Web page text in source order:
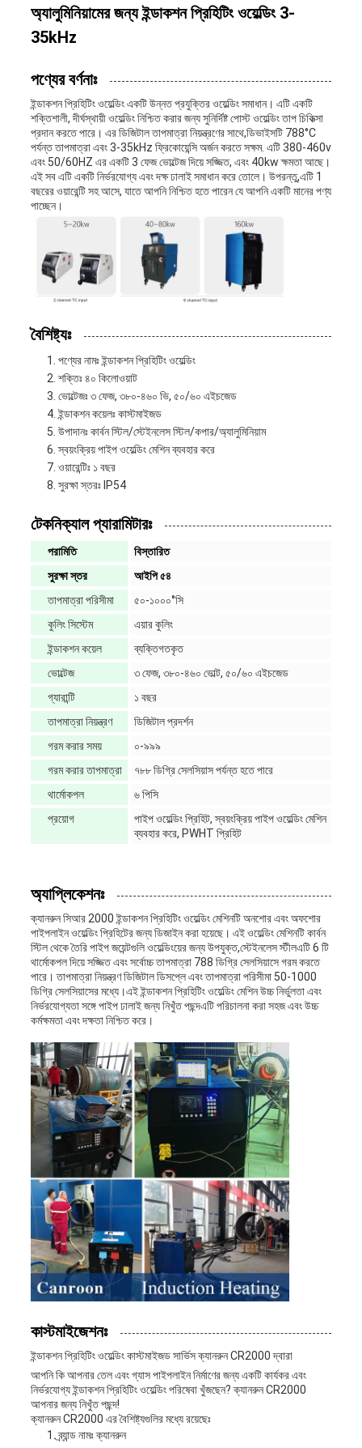
অ্যালুমিনিয়ামের জন্য ইন্ডাকশন প্রিহিটিং ওয়েল্ডিং 3-
35kHz
পণ্যের বর্ণনাঃ
ইন্ডাকশন প্রিহিটিং ওয়েল্ডিং একটি উন্নত প্রযুক্তির ওয়েল্ডিং সমাধান। এটি একটি
শক্তিশালী, দীর্ঘস্থায়ী ওয়েল্ডিং নিশ্চিত করার জন্য সুনির্দিষ্ট পোস্ট ওয়েল্ডিং তাপ চিকিত্সা
প্রদান করতে পারে। এর ডিজিটাল তাপমাত্রা নিয়ন্ত্রণের সাথে,ডিভাইসটি 788°C
পর্যন্ত তাপমাত্রা এবং 3-35kHz ফ্রিকোয়েন্সি অর্জন করতে সক্ষম. এটি 380-460v
এবং 50/60HZ এর একটি 3 ফেজ ভোল্টেজ দিয়ে সজ্জিত, এবং 40kw ক্ষমতা আছে।
এই সব এটি একটি নির্ভরযোগ্য এবং দক্ষ ঢালাই সমাধান করে তোলে। উপরন্তু,এটি 1
বছরের ওয়ারেন্টি সহ আসে, যাতে আপনি নিশ্চিত হতে পারেন যে আপনি একটি মানের পণ্য
পাচ্ছেন।
বৈশিষ্ট্যঃ
পণ্যের নামঃ ইন্ডাকশন প্রিহিটিং ওয়েল্ডিং
শক্তিঃ ৪০ কিলোওয়াট
ভোল্টেজঃ ৩ ফেজ, ৩৮০-৪৬০ ভি, ৫০/৬০ এইচজেড
ইন্ডাকশন কয়েলঃ কাস্টমাইজড
উপাদানঃ কার্বন স্টিল/স্টেইনলেস স্টিল/কপার/অ্যালুমিনিয়াম
স্বয়ংক্রিয় পাইপ ওয়েল্ডিং মেশিন ব্যবহার করে
ওয়ারেন্টিঃ ১ বছর
সুরক্ষা স্তরঃ IP54
টেকনিক্যাল প্যারামিটারঃ
পরামিতি
বিস্তারিত
সুরক্ষা স্তর
আইপি ৫৪
তাপমাত্রা পরিসীমা
৫০-১০০০°সি
কুলিং সিস্টেম
এয়ার কুলিং
ইন্ডাকশন কয়েল
ব্যক্তিগতকৃত
ভোল্টেজ
৩ ফেজ, ৩৮০-৪৬০ ভোল্ট, ৫০/৬০ এইচজেড
গ্যারান্টি
১ বছর
তাপমাত্রা নিয়ন্ত্রণ
ডিজিটাল প্রদর্শন
গরম করার সময়
০-৯৯৯
গরম করার তাপমাত্রা
৭৮৮ ডিগ্রি সেলসিয়াস পর্যন্ত হতে পারে
থার্মোকপল
৬ পিসি
প্রয়োগ
পাইপ ওয়েল্ডিং প্রিহিট, স্বয়ংক্রিয় পাইপ ওয়েল্ডিং মেশিন
ব্যবহার করে, PWHT প্রিহিট
অ্যাপ্লিকেশনঃ
ক্যানরুন সিআর 2000 ইন্ডাকশন প্রিহিটিং ওয়েল্ডিং মেশিনটি অনশোর এবং অফশোর
পাইপলাইন ওয়েল্ডিং প্রিহিটের জন্য ডিজাইন করা হয়েছে। এই ওয়েল্ডিং মেশিনটি কার্বন
স্টিল থেকে তৈরি পাইপ জয়েন্টগুলি ওয়েল্ডিংয়ের জন্য উপযুক্ত,স্টেইনলেস স্টীলএটি 6 টি
থার্মোকপল দিয়ে সজ্জিত এবং সর্বোচ্চ তাপমাত্রা 788 ডিগ্রি সেলসিয়াসে গরম করতে
পারে। তাপমাত্রা নিয়ন্ত্রণ ডিজিটাল ডিসপ্লে এবং তাপমাত্রা পরিসীমা 50-1000
ডিগ্রি সেলসিয়াসের মধ্যে।এই ইন্ডাকশন প্রিহিটিং ওয়েল্ডিং মেশিন উচ্চ নির্ভুলতা এবং
নির্ভরযোগ্যতা সঙ্গে পাইপ ঢালাই জন্য নিখুঁত পছন্দএটি পরিচালনা করা সহজ এবং উচ্চ
কর্মক্ষমতা এবং দক্ষতা নিশ্চিত করে।
কাস্টমাইজেশনঃ
ইন্ডাকশন প্রিহিটিং ওয়েল্ডিং কাস্টমাইজড সার্ভিস ক্যানরুন CR2000 দ্বারা
আপনি কি আপনার তেল এবং গ্যাস পাইপলাইন নির্মাণের জন্য একটি কার্যকর এবং
নির্ভরযোগ্য ইন্ডাকশন প্রিহিটিং ওয়েল্ডিং পরিষেবা খুঁজছেন? ক্যানরুন CR2000
আপনার জন্য নিখুঁত পছন্দ!
ক্যানরুন CR2000 এর বৈশিষ্ট্যগুলির মধ্যে রয়েছেঃ
ব্র্যান্ড নামঃ ক্যানরুন